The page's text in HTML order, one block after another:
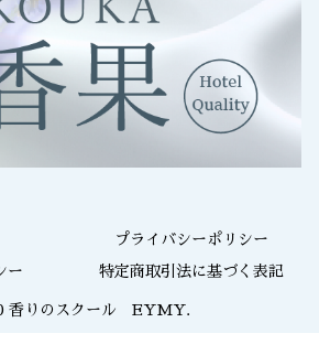
プライバシーポリシー
ー 特定商取引法に基づく表記
香りのスクール EYMY.